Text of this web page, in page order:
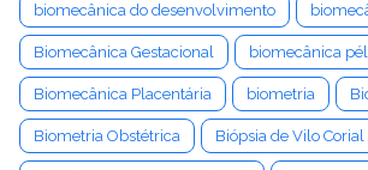
biomecânica do desenvolvimento
Biomecânica Gestacional biomecânica
Biomecânica Placentária biometria
Biometria Obstétrica Biópsia de Vilo Corial